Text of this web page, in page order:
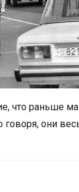
что раньше
говоря, они